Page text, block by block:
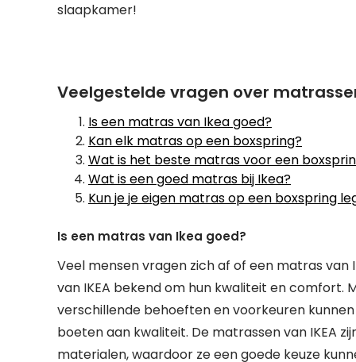
slaapkamer!
Veelgestelde vragen over
Is een matras van Ikea goed?
Kan elk matras op een boxspring?
Wat is het beste matras voor een
Wat is een goed matras bij Ikea?
Kun je je eigen matras op een boxspring
Is een matras van Ikea goed?
Veel mensen vragen zich af of een matras van
van IKEA bekend om hun kwaliteit en
verschillende behoeften en voorkeuren
boeten aan kwaliteit. De matrassen van IKEA
materialen, waardoor ze een goede keuze